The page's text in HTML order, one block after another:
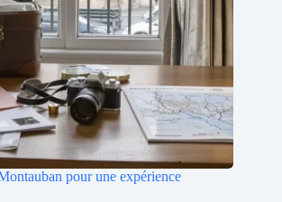
pour une expérience